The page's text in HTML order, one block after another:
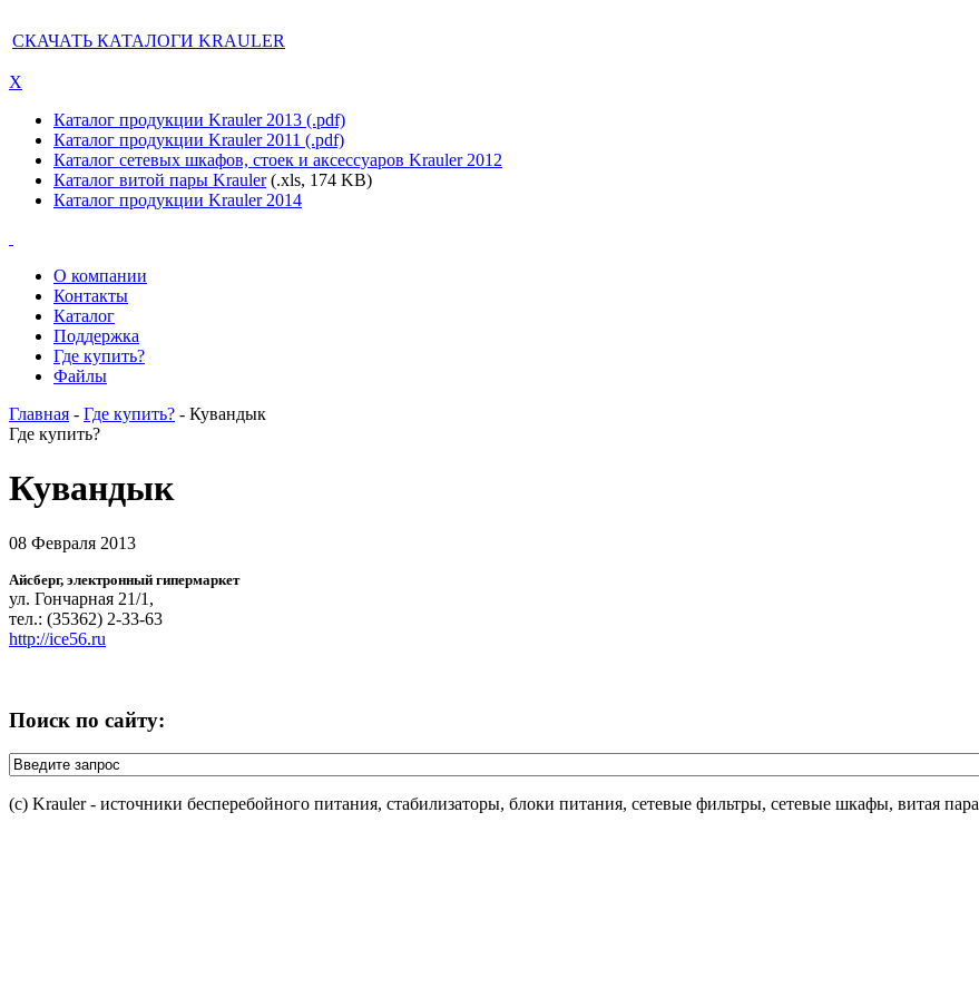
СКАЧАТЬ КАТАЛОГИ KRAULER
X
Каталог продукции Krauler 2013 (.pdf)
Каталог продукции Krauler 2011 (.pdf)
Каталог сетевых шкафов, стоек и аксессуаров Krauler 2012
Каталог витой пары Krauler(.xls, 174 KB)
Каталог продукции Krauler 2014
О компании
Контакты
Каталог
Поддержка
Где купить?
Файлы
Главная - Где купить? - Кувандык
Где купить?
Кувандык
08 Февраля 2013
Айсберг, электронный гипермаркет
ул. Гончарная 21/1,
тел.: (35362) 2-33-63
http://ice56.ru
Поиск по сайту:
(c) Krauler - источники бесперебойного питания, стабилизаторы, блоки питания, сетевые фильтры, сетевые шкафы, витая пара